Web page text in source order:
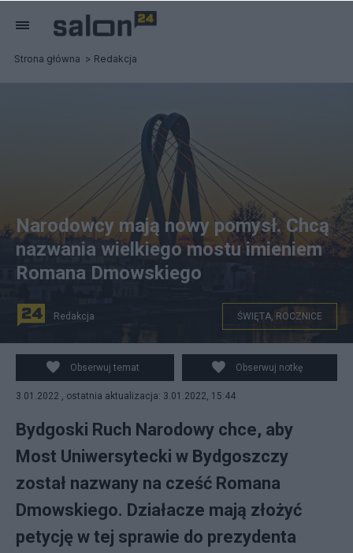
Strona główna Redakcja
WikimediaImages / Pixabay
Narodowcy mają nowy pomysł. Chcą
nazwania wielkiego mostu imieniem
Romana Dmowskiego
Redakcja ŚWIĘTA, ROCZNICE
Obserwuj temat Obserwuj notkę
3.01.2022 , ostatnia aktualizacja: 3.01.2022, 15:44
Bydgoski Ruch Narodowy chce, aby
Most Uniwersytecki w Bydgoszczy
został nazwany na cześć Romana
Dmowskiego. Działacze mają złożyć
petycję w tej sprawie do prezydenta